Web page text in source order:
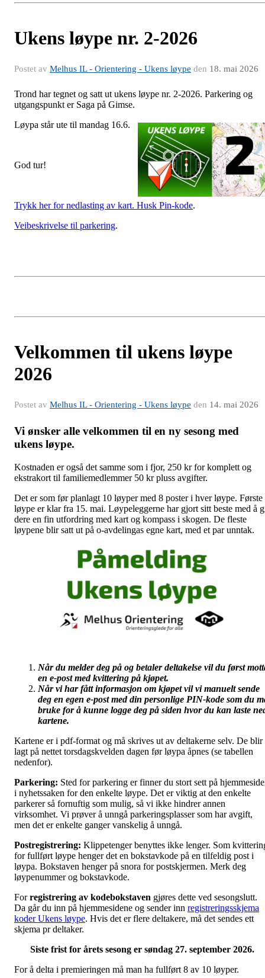
Ukens løype nr. 2-2026
Postet av Melhus IL - Orientering - Ukens løype den 18. mai 2026
Trond har tegnet og satt ut ukens løype nr. 2-2026. Parkering og
utgangspunkt er Saga på Gimse.
Løypa står ute til mandag 16.6.
God tur!
Trykk her for nedlasting av kart. Husk Pin-kode.
Veibeskrivelse til parkering.
Velkommen til ukens løype
2026
Postet av Melhus IL - Orientering - Ukens løype den 14. mai 2026
Vi ønsker alle velkommen til en ny sesong med
ukens løype.
Kostnaden er også det samme som i fjor, 250 kr for komplett og
ekstrakort til familiemedlemmer 50 kr pluss avgifter.
Det er som før planlagt 10 løyper med 8 poster i hver løype. Første
løype er klar fra 15. mai. Løypeleggerne har gjort sitt beste med å
dere en fin utfordring med kart og kompass i skogen. De fleste
løypene blir satt ut på o-avdelingas egne kart, med et par unntak.
Når du melder deg på og betaler deltakelse vil du først
en e-post med kvittering på kjøpet.
Når vi har fått informasjon om kjøpet vil vi manuelt sende
deg en egen e-post med din personlige PIN-kode som du
bruke for å kunne logge deg på siden hvor du kan laste
kartene.
Kartene er i pdf-format og må skrives ut av deltakerne selv. De blir
lagt på nettet torsdagskvelden dagen før løypa åpnes (se tabellen
nedenfor).
Parkering: Sted for parkering er finner du stort sett på
i nyhetssaken for den enkelte løype. Det er viktig at den enkelte
parkerer så fornuftig som mulig, så vi ikke hindrer annen
virksomhet. Vi prøver å unngå parkeringsplasser som har avgift,
men det er enkelte ganger vanskelig å unngå.
Postregistrering: Klippetenger benyttes ikke lenger. Som
for fullført løype henger det en bokstavkode på en tilfeldig post i
løypa. Bokstaven henger på snora for postskjermen. Merk deg
løypenummer og bokstavkode.
Forregistrering av kodebokstaven gjøres dette ved sesongslutt.
Da går du inn på hjemmesidene og sender inn registreringsskjema
koder Ukens løype. Hvis det er flere deltakere, må det sendes ett
skjema pr deltaker.
Siste frist for årets sesong er søndag 27. september 2026.
For å delta i premieringen må man ha fullført 8 av 10 løyper.